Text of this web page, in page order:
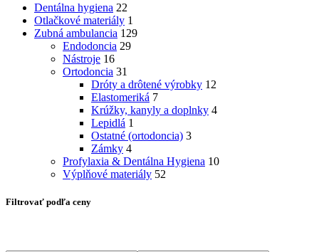
Dentálna hygiena 22
Otlačkové materiály 1
Zubná ambulancia 129
Endodoncia 29
Nástroje 16
Ortodoncia 31
Dróty a drôtené výrobky 12
Elastomeriká 7
Krúžky, kanyly a doplnky 4
Lepidlá 1
Ostatné (ortodoncia) 3
Zámky 4
Profylaxia & Dentálna Hygiena 10
Výplňové materiály 52
Filtrovať podľa ceny